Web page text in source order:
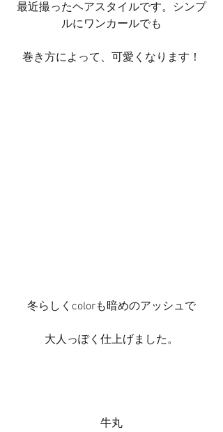
最近撮ったヘアスタイルです。シンプ
ルにワンカールでも
巻き方によって、可愛くなります！
冬らしくcolorも暗めのアッシュで
大人っぽく仕上げました。
牛丸